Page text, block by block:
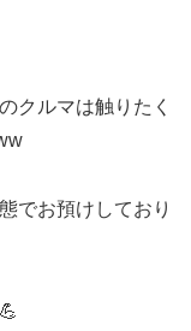
クルマは触りたく
でお預けしており